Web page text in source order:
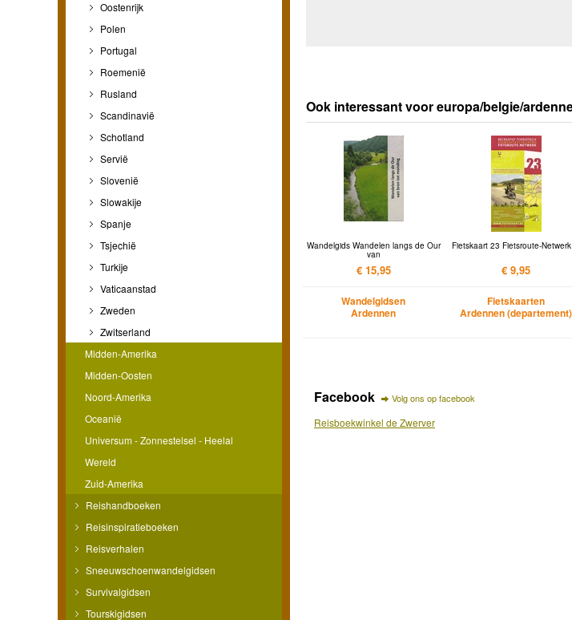
Oostenrijk
Polen
Portugal
Roemenië
Rusland
Scandinavië
Schotland
Servië
Slovenië
Slowakije
Spanje
Tsjechië
Turkije
Vaticaanstad
Zweden
Zwitserland
Midden-Amerika
Midden-Oosten
Noord-Amerika
Oceanië
Universum - Zonnestelsel - Heelal
Wereld
Zuid-Amerika
Reishandboeken
Reisinspiratieboeken
Reisverhalen
Sneeuwschoenwandelgidsen
Survivalgidsen
Tourskigidsen
Ook interessant voor europa/belgie/
Wandelgids Wandelen langs de Our
van
€ 15,95
Wandelgidsen
Ardennen
Fietskaart 23 Fietsroute-
€ 9,95
Fietskaarten
Ardennen (departement)
Facebook Volg ons op facebook
Reisboekwinkel de Zwerver